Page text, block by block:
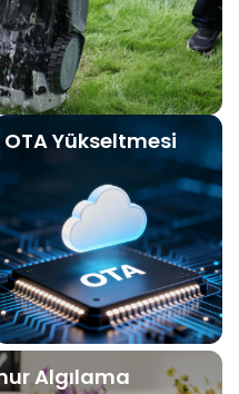
OTA Yükseltmesi
Algılama